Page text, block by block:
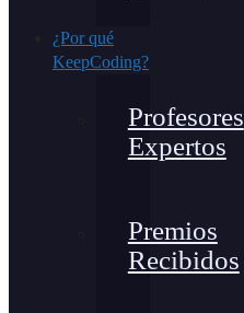
¿Por qué
KeepCoding?
Profesores
Expertos
Premios
Recibidos